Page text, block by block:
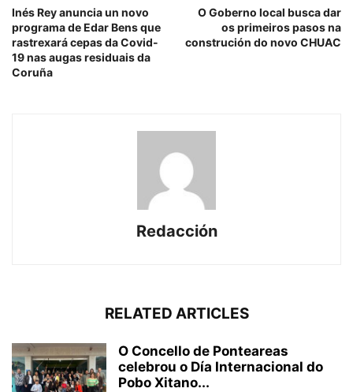
Inés Rey anuncia un novo
programa de Edar Bens que
rastrexará cepas da Covid-
19 nas augas residuais da
Coruña
O Goberno local busca dar
os primeiros pasos na
construción do novo CHUAC
Redacción
RELATED ARTICLES
O Concello de Ponteareas
celebrou o Día Internacional do
Pobo Xitano...